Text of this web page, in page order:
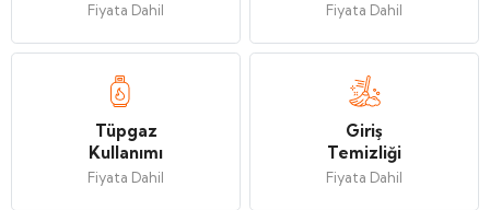
Fiyata Dahil Fiyata Dahil
Tüpgaz
Kullanımı
Fiyata Dahil
Giriş
Temizliği
Fiyata Dahil